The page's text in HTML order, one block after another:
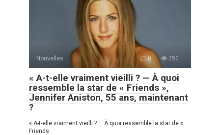
Nouvelles 0 250
« A-t-elle vraiment vieilli ? — À quoi
ressemble la star de « Friends »,
Jennifer Aniston, 55 ans, maintenant
?
« A-t-elle vraiment vieilli ? — À quoi ressemble la star de «
Friends